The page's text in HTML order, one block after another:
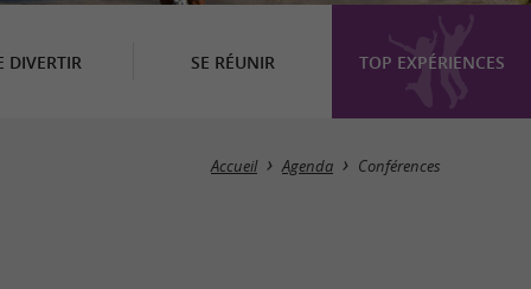
DIVERTIR SE RÉUNIR TOP EXPÉRIENCES
Masquer la carte
Accueil Agenda Conférences